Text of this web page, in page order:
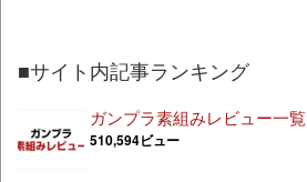
■サイト内記事ランキング
ガンプラ素組みレビュー一覧
510,594ビュー